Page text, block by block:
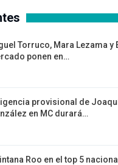
Torruco, Mara Lezama y
ponen en…
provisional de
en MC durará…
Roo en el top 5